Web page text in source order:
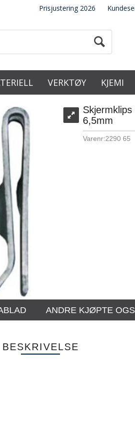
Prisjustering 2026
VERKTØY KJEMI
6,5mm
Varenr:2290 65
ANDRE KJØPTE
BESKRIVELSE